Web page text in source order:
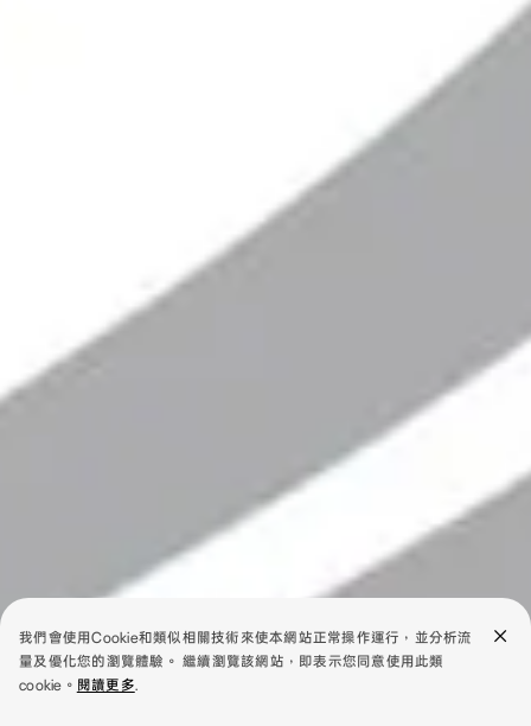
我們會使用Cookie和類似相關技術來使本網站正常操作運行，並分析流
量及優化您的瀏覽體驗。 繼續瀏覽該網站，即表示您同意使用此類
cookie。 閱讀更多.